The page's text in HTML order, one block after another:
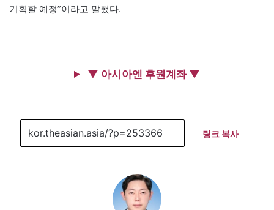
기획할 예정”이라고 말했다.
▼ 아시아엔 후원계좌 ▼
링크 복사